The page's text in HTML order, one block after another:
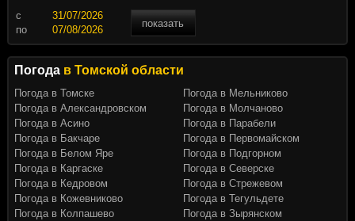
c
показать
по
Погода в Томской области
Погода в Томске
Погода в Александровском
Погода в Асино
Погода в Бакчаре
Погода в Белом Яре
Погода в Каргаске
Погода в Кедровом
Погода в Кожевниково
Погода в Колпашево
Погода в Мельниково
Погода в Молчаново
Погода в Парабели
Погода в Первомайском
Погода в Подгорном
Погода в Северске
Погода в Стрежевом
Погода в Тегульдете
Погода в Зырянском